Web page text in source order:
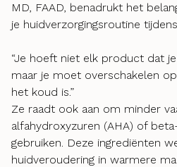
MD, FAAD, benadrukt het
je huidverzorgingsroutine
“Je hoeft niet elk product dat
maar je moet overschakelen
het koud is.”
Ze raadt ook aan om minder
alfahydroxyzuren (AHA) of
gebruiken. Deze ingrediënten
huidveroudering in warmere